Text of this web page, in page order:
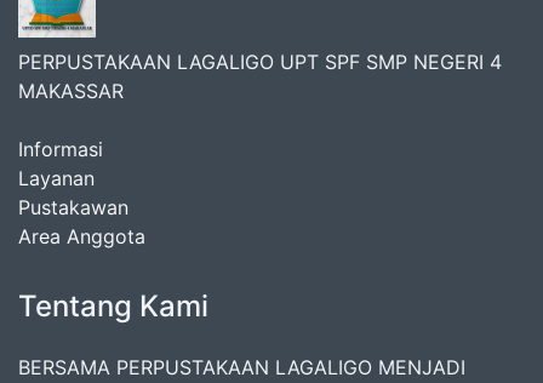
PERPUSTAKAAN LAGALIGO UPT SPF SMP NEGERI 4
MAKASSAR
Informasi
Layanan
Pustakawan
Area Anggota
Tentang Kami
BERSAMA PERPUSTAKAAN LAGALIGO MENJADI